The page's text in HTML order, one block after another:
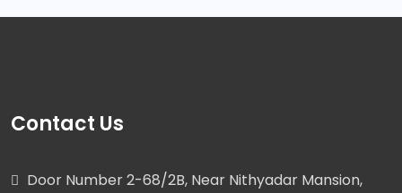
Contact Us
Door Number 2-68/2B, Near Nithyadar Mansion,